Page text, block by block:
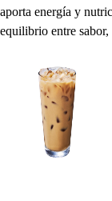
aporta energía y
equilibrio entre